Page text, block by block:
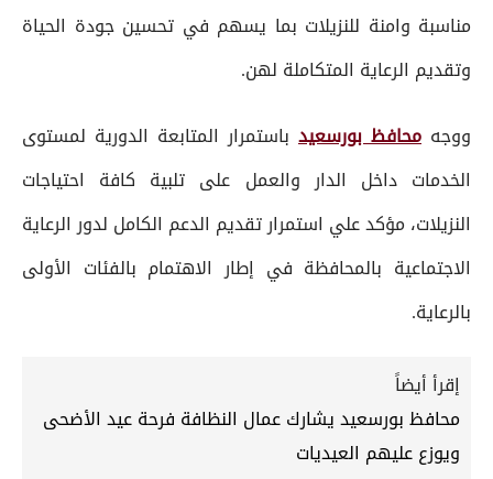
مناسبة وامنة للنزيلات بما يسهم في تحسين جودة الحياة
وتقديم الرعاية المتكاملة لهن.
ووجه محافظ بورسعيد باستمرار المتابعة الدورية لمستوى
الخدمات داخل الدار والعمل على تلبية كافة احتياجات
النزيلات، مؤكد علي استمرار تقديم الدعم الكامل لدور الرعاية
الاجتماعية بالمحافظة في إطار الاهتمام بالفئات الأولى
بالرعاية.
إقرأ أيضاً
محافظ بورسعيد يشارك عمال النظافة فرحة عيد الأضحى
ويوزع عليهم العيديات